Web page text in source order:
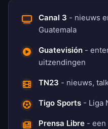
Canal 3 - nieuws
Guatemala
Guatevisión -
uitzendingen
TN23 - nieuws,
Tigo Sports - Liga
Prensa Libre - een